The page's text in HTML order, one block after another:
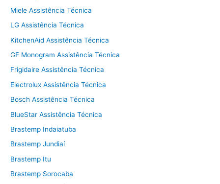
Miele Assistência Técnica
LG Assistência Técnica
KitchenAid Assistência Técnica
GE Monogram Assistência Técnica
Frigidaire Assistência Técnica
Electrolux Assistência Técnica
Bosch Assistência Técnica
BlueStar Assistência Técnica
Brastemp Indaiatuba
Brastemp Jundiaí
Brastemp Itu
Brastemp Sorocaba